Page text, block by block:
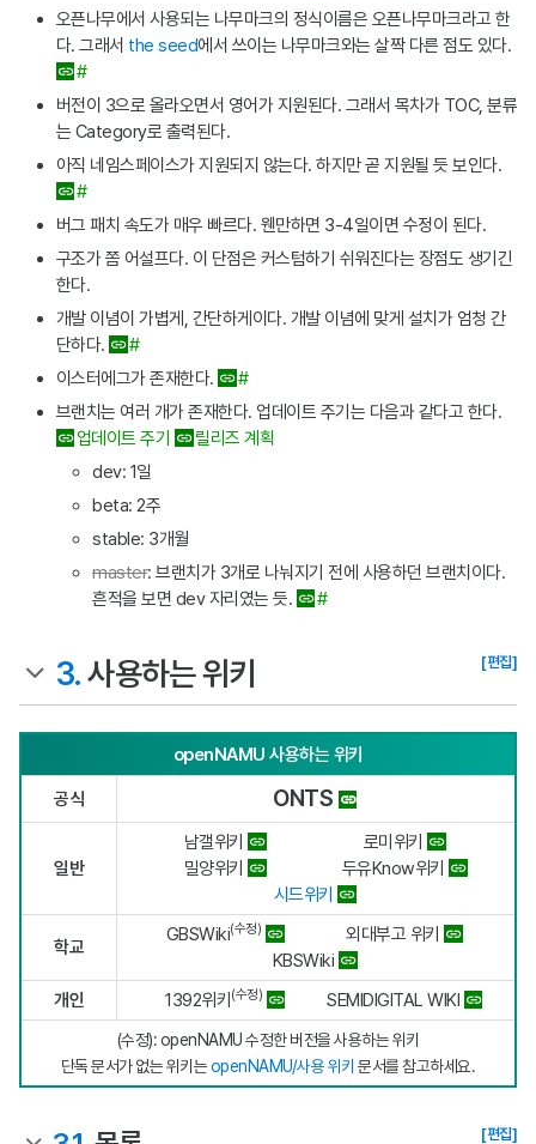
오픈나무에서 사용되는 나무마크의 정식이름은 오픈나무마크라고 한
다. 그래서 the seed에서 쓰이는 나무마크와는 살짝 다른 점도 있다.
#
버전이 3으로 올라오면서 영어가 지원된다. 그래서 목차가 TOC, 분류
는 Category로 출력된다.
아직 네임스페이스가 지원되지 않는다. 하지만 곧 지원될 듯 보인다.
#
버그 패치 속도가 매우 빠르다. 웬만하면 3-4일이면 수정이 된다.
구조가 쫌 어설프다. 이 단점은 커스텀하기 쉬워진다는 장점도 생기긴
한다.
개발 이념이 가볍게, 간단하게이다. 개발 이념에 맞게 설치가 엄청 간
단하다.
#
이스터에그가 존재한다.
#
브랜치는 여러 개가 존재한다. 업데이트 주기는 다음과 같다고 한다.
업데이트 주기
릴리즈 계획
dev: 1일
beta: 2주
stable: 3개월
master: 브랜치가 3개로 나눠지기 전에 사용하던 브랜치이다.
흔적을 보면 dev 자리였는 듯.
#
3.사용하는 위키 [편집]
openNAMU 사용하는 위키
공식 ONTS
일반
남갤위키
로미위키
밀양위키
두유Know위키
시드위키
학교
GBSWiki(수정)
외대부고 위키
KBSWiki
개인
1392위키 (수정) SEMIDIGITAL WIKI
(수정): openNAMU 수정한 버전을 사용하는 위키
단독 문서가 없는 위키는openNAMU/사용 위키 문서를 참고하세요.
[편집]